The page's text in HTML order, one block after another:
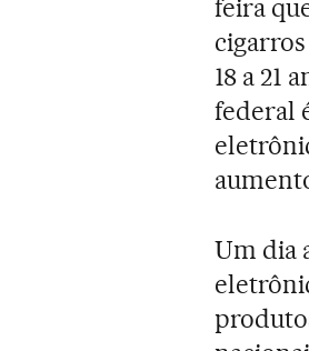
feira
18 a 21
federal
Um dia